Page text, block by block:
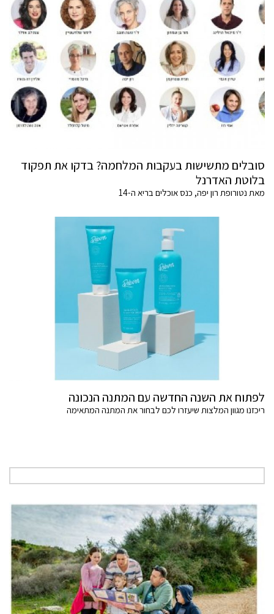
סובלים מתשישות בעקבות המלחמה? בדקו את תפקוד
בלוטת האדרנל
מאת נטורופת רון יפה, כנס אוכלים בריא ה-14
לפתוח את השנה החדשה עם המתנה הנכונה
ריכזנו מגוון המלצות שיעזרו לכם לבחור את המתנה המתאימה